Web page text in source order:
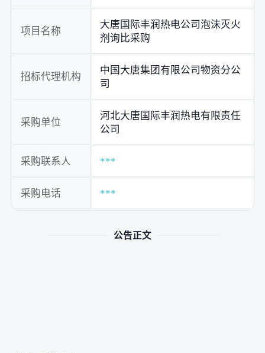
项目名称
大唐国际丰润热电公司泡沫灭火
剂询比采购
招标代理机构
中国大唐集团有限公司物资分公
司
采购单位
河北大唐国际丰润热电有限责任
公司
采购联系人 ***
采购电话 ***
公告正文